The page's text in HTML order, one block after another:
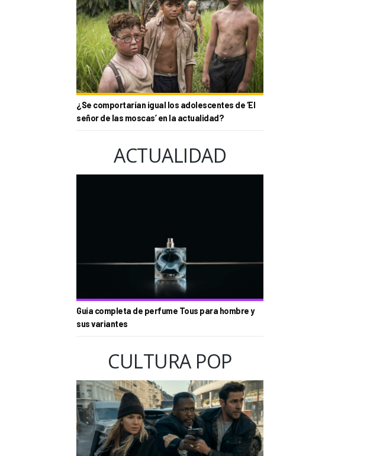
¿Se comportarían igual los adolescentes de ‘El
señor de las moscas’ en la actualidad?
ACTUALIDAD
Guía completa de perfume Tous para hombre y
sus variantes
CULTURA POP